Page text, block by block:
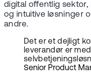
digital offentlig
og intuitive løsninger
andre.
Det er et dejligt
leverandør er
Senior Product